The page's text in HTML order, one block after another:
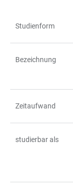
Studienform
Bezeichnung
Zeitaufwand
studierbar als